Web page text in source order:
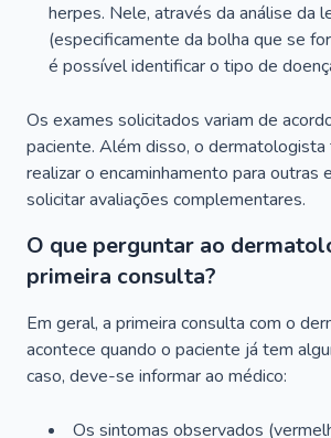
herpes. Nele, através da análise da
(especificamente da bolha que se
é possível identificar o tipo de
Os exames solicitados variam de
paciente. Além disso, o
realizar o encaminhamento para outras
solicitar avaliações complementares.
O que perguntar ao
primeira consulta?
Em geral, a primeira consulta com o
acontece quando o paciente já tem
caso, deve-se informar ao médico:
Os sintomas observados